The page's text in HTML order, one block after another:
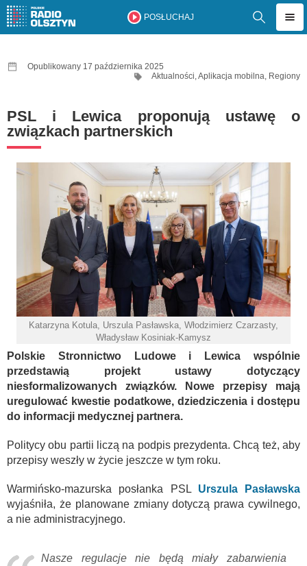
POSŁUCHAJ
Opublikowany 17 października 2025
Aktualności,Aplikacja mobilna, Regiony
PSL i Lewica proponują ustawę o
związkach partnerskich
Katarzyna Kotula, Urszula Pasławska, Włodzimierz Czarzasty,
Władysław Kosiniak-Kamysz
Polskie Stronnictwo Ludowe i Lewica wspólnie
przedstawią projekt ustawy dotyczący
niesformalizowanych związków. Nowe przepisy mają
uregulować kwestie podatkowe, dziedziczenia i dostępu
do informacji medycznej partnera.
Politycy obu partii liczą na podpis prezydenta. Chcą też, aby
przepisy weszły w życie jeszcze w tym roku.
Warmińsko-mazurska posłanka PSL Urszula Pasławska
wyjaśniła, że planowane zmiany dotyczą prawa cywilnego,
a nie administracyjnego.
Nasze regulacje nie będą miały zabarwienia